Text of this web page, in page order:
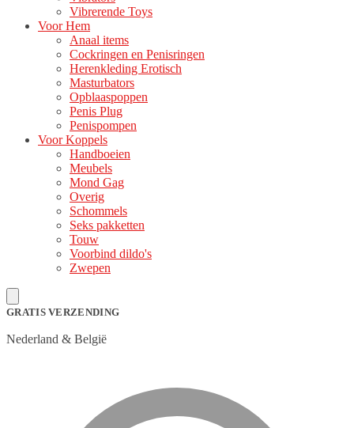
Vibrerende Toys
Voor Hem
Anaal items
Cockringen en Penisringen
Herenkleding Erotisch
Masturbators
Opblaaspoppen
Penis Plug
Penispompen
Voor Koppels
Handboeien
Meubels
Mond Gag
Overig
Schommels
Seks pakketten
Touw
Voorbind dildo's
Zwepen
GRATIS VERZENDING
Nederland & België